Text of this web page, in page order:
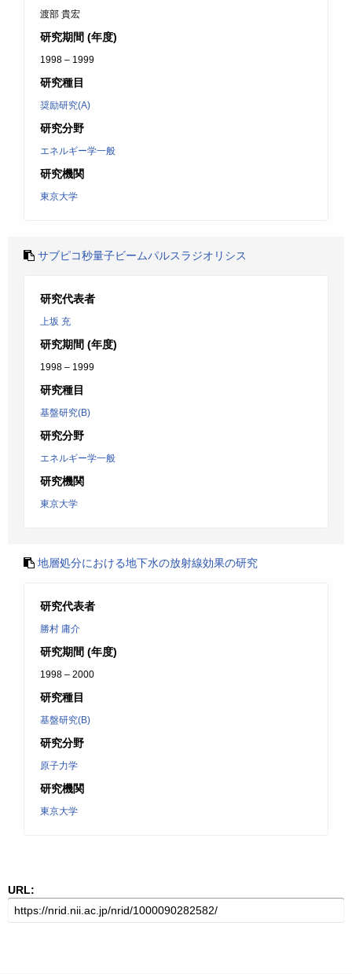
渡部 貴宏
研究期間 (年度)
1998 – 1999
研究種目
奨励研究(A)
研究分野
エネルギー学一般
研究機関
東京大学
サブピコ秒量子ビームパルスラジオリシス
研究代表者
上坂 充
研究期間 (年度)
1998 – 1999
研究種目
基盤研究(B)
研究分野
エネルギー学一般
研究機関
東京大学
地層処分における地下水の放射線効果の研究
研究代表者
勝村 庸介
研究期間 (年度)
1998 – 2000
研究種目
基盤研究(B)
研究分野
原子力学
研究機関
東京大学
URL: